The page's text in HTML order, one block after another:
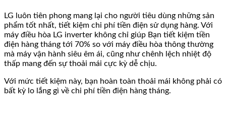
LG luôn tiên phong mang lại cho người tiêu dùng những sản
phẩm tốt nhất, tiết kiệm chi phí tiền điện sử dụng hàng. Với
máy điều hòa LG inverter không chỉ giúp Bạn tiết kiệm tiền
điện hàng tháng tới 70% so với máy điều hòa thông thường
mà máy vận hành siêu êm ái, cũng như chênh lệch nhiệt độ
thấp mang đến sự thoải mái cực kỳ dễ chịu.
Với mức tiết kiệm này, bạn hoàn toàn thoải mái không phải có
bất kỳ lo lắng gì về chi phí tiền điện hàng tháng.